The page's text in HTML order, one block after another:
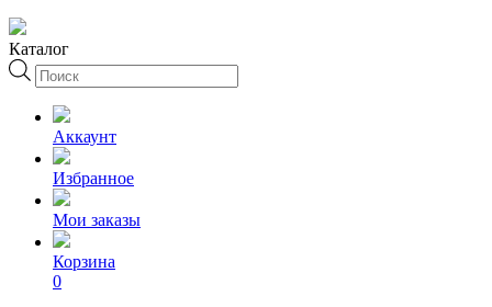
Каталог
Поиск
товаров
Аккаунт
Избранное
Мои заказы
Корзина
0